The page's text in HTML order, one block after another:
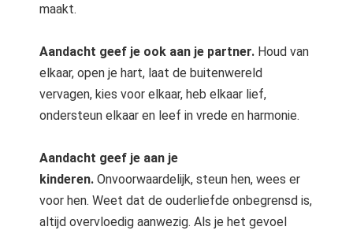
maakt.
Aandacht geef je ook aan je partner. Houd van
elkaar, open je hart, laat de buitenwereld
vervagen, kies voor elkaar, heb elkaar lief,
ondersteun elkaar en leef in vrede en harmonie.
Aandacht geef je aan je
kinderen. Onvoorwaardelijk, steun hen, wees er
voor hen. Weet dat de ouderliefde onbegrensd is,
altijd overvloedig aanwezig. Als je het gevoel
op
Hierdoor